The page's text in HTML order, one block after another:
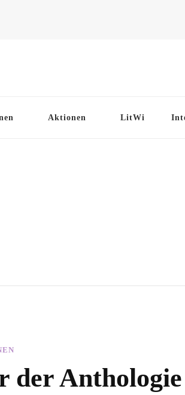
Aktionen LitWi
der